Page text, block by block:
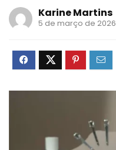
Karine Martins
5 de março de 2026